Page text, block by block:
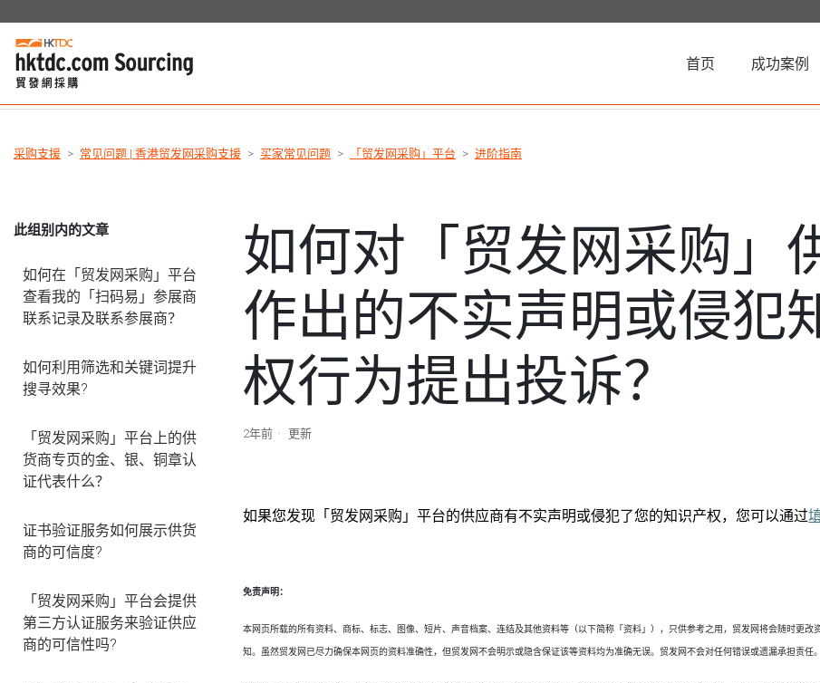
首页 (current)成功案例
采购支援 常见问题 | 香港贸发网采购支援 买家常见问题 「贸发网采购」平台 进阶指南
此组别内的文章
如何在「贸发网采购」平台
查看我的「扫码易」参展商
联系记录及联系参展商？
如何利用筛选和关键词提升
搜寻效果?
「贸发网采购」平台上的供
货商专页的金、银、铜章认
证代表什么？
证书验证服务如何展示供货
商的可信度?
「贸发网采购」平台会提供
第三方认证服务来验证供应
商的可信性吗?
如何对「贸发网采购」
作出的不实声明或侵犯
权行为提出投诉？
2年前 更新
如果您发现「贸发网采购」平台的供应商有不实声明或侵犯了您的知识产权，您可以通过
免责声明：
本网页所载的所有资料、商标、标志、图像、短片、声音档案、连结及其他资料等（以下简称「资料」），只供参考之用，贸发网将会随时更改
知。虽然贸发网已尽力确保本网页的资料准确性，但贸发网不会明示或隐含保证该等资料均为准确无误。贸发网不会对任何错误或遗漏承担责任。